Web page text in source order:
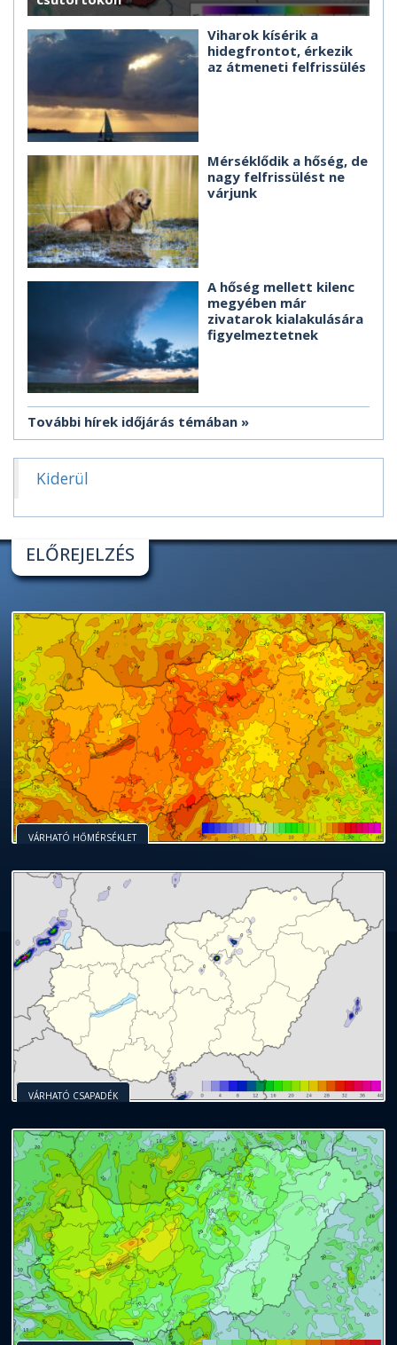
Viharok kísérik a
hidegfrontot, érkezik
az átmeneti felfrissülés
Mérséklődik a hőség, de
nagy felfrissülést ne
várjunk
A hőség mellett kilenc
megyében már
zivatarok kialakulására
figyelmeztetnek
További hírek időjárás témában
Kiderül
ELŐREJELZÉS
VÁRHATÓ HŐMÉRSÉKLET
VÁRHATÓ CSAPADÉK